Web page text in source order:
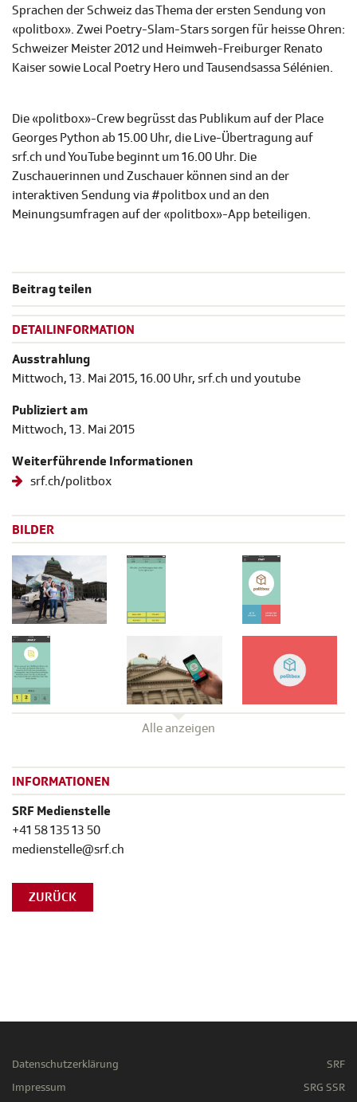
Sprachen der Schweiz das Thema der ersten Sendung von
«politbox». Zwei Poetry-Slam-Stars sorgen für heisse Ohren:
Schweizer Meister 2012 und Heimweh-Freiburger Renato
Kaiser sowie Local Poetry Hero und Tausendsassa Sélénien.
Die «politbox»-Crew begrüsst das Publikum auf der Place
Georges Python ab 15.00 Uhr, die Live-Übertragung auf
srf.ch und YouTube beginnt um 16.00 Uhr. Die
Zuschauerinnen und Zuschauer können sind an der
interaktiven Sendung via #politbox und an den
Meinungsumfragen auf der «politbox»-App beteiligen.
Beitrag teilen
DETAILINFORMATION
Ausstrahlung
Mittwoch, 13. Mai 2015, 16.00 Uhr, srf.ch und youtube
Publiziert am
Mittwoch, 13. Mai 2015
Weiterführende Informationen
srf.ch/politbox
BILDER
Alle anzeigen
INFORMATIONEN
SRF Medienstelle
+41 58 135 13 50
medienstelle@srf.ch
ZURÜCK
Datenschutzerklärung
Impressum
SRF
SRG SSR